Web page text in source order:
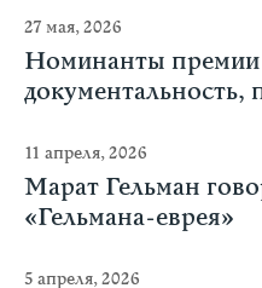
27 мая, 2026
Номинанты премии
документальность,
11 апреля, 2026
Марат Гельман
«Гельмана-еврея»
5 апреля, 2026